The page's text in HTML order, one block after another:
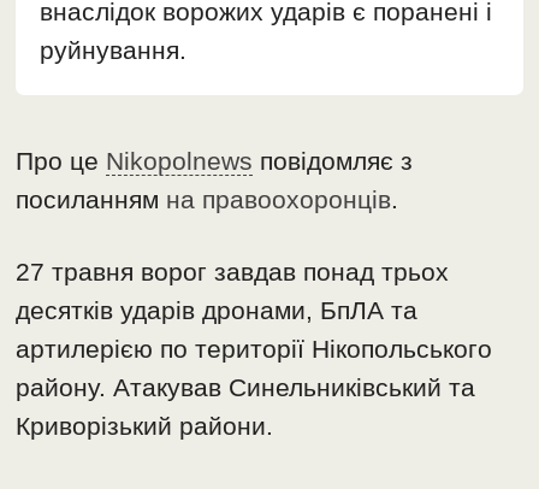
внаслідок ворожих ударів є поранені і
руйнування.
Про це Nikopolnews повідомляє з
посиланням на правоохоронців.
27 травня ворог завдав понад трьох
десятків ударів дронами, БпЛА та
артилерією по території Нікопольського
району. Атакував Синельниківський та
Криворізький райони.